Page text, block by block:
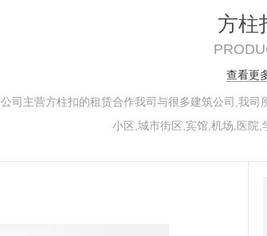
方柱
查看更
司主营方柱扣的租赁合作我司与很多建筑公司,我
小区,城市街区,宾馆,机场,医院,